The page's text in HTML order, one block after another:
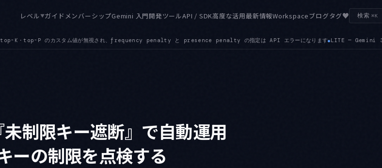
レベル▼ガイド メンバーシップGemini 入門開発ツールAPI / SDK高度な活用最新情報Workspaceブログタグ♥ 検索 ⌘K
と presence penalty の指定は API エラーになります ●LITE — Gemini 3.5 Flash-Lite が GA になりました。低レイテンシで単価の
制限キー遮断』で自動運用
ーの制限を点検する